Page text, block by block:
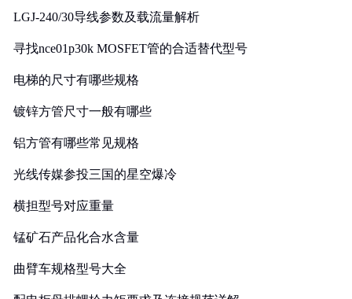
LGJ-240/30导线参数及载流量解析
寻找nce01p30k MOSFET管的合适替代型号
电梯的尺寸有哪些规格
镀锌方管尺寸一般有哪些
铝方管有哪些常见规格
光线传媒参投三国的星空爆冷
横担型号对应重量
锰矿石产品化合水含量
曲臂车规格型号大全